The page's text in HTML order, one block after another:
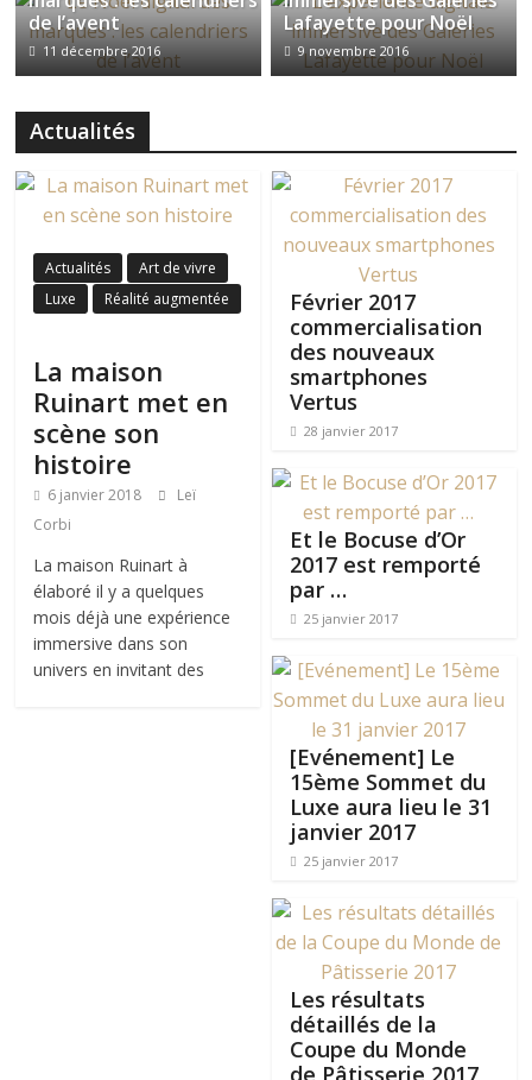
de l’avent
11 décembre 2016
Lafayette pour Noël
9 novembre 2016
Actualités
Actualités
Art de vivre
Luxe
Réalité augmentée
La maison
Ruinart met en
scène son
histoire
6 janvier 2018
Leï
Corbi
La maison Ruinart à
élaboré il y a quelques
mois déjà une expérience
immersive dans son
univers en invitant des
Février 2017
commercialisation
des nouveaux
smartphones
Vertus
28 janvier 2017
Et le Bocuse d’Or
2017 est remporté
par …
25 janvier 2017
[Evénement] Le
15ème Sommet du
Luxe aura lieu le 31
janvier 2017
25 janvier 2017
Les résultats
détaillés de la
Coupe du Monde
de Pâtisserie 2017